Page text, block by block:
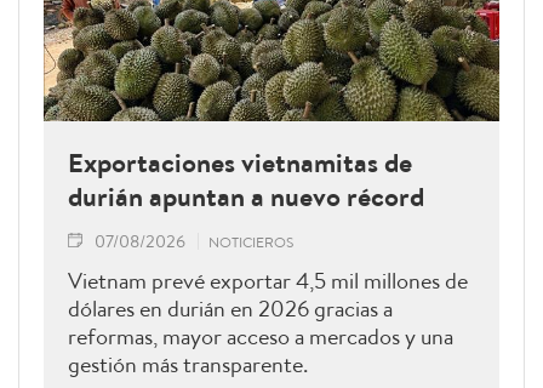
Exportaciones vietnamitas de
durián apuntan a nuevo récord
07/08/2026 NOTICIEROS
Vietnam prevé exportar 4,5 mil millones de
dólares en durián en 2026 gracias a
reformas, mayor acceso a mercados y una
gestión más transparente.